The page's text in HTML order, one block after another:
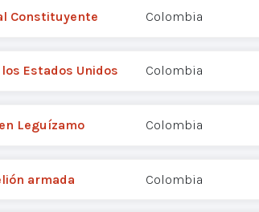
Constituyente Colombia
Estados Unidos Colombia
Leguízamo Colombia
armada Colombia